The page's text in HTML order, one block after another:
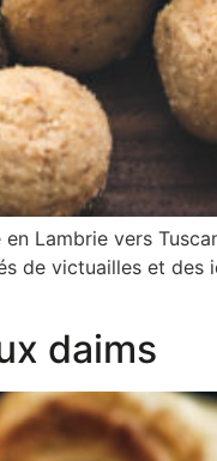
Lambrie vers
de victuailles et
daims